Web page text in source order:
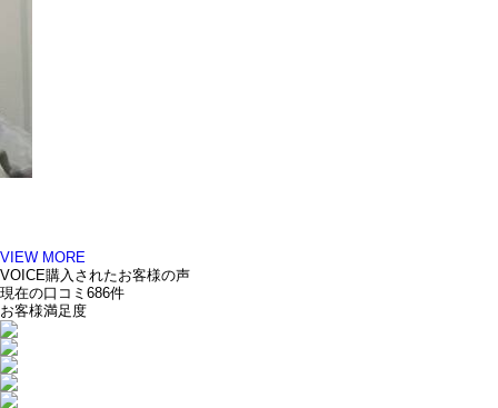
VIEW MORE
VOICE購入されたお客様の声
現在の口コミ 686件
お客様満足度